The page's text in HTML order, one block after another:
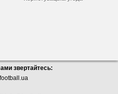
звертайтесь: